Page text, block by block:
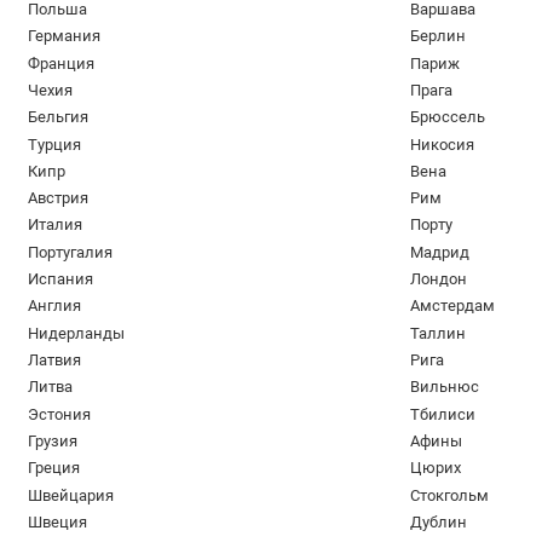
практически не вызывает
Разнообразие процедур:
(хеликс, трагус, индастриал),
После сеанса
уходу, выбору
более короткое (даунсайз).
Гест-споты для
Zodiac INK регулярно сотрудничает с
мест в формате гест-спотов. Это
обмениваться опытом и расширять
Студия предоставляет гостевым
Оборудованную рабочую зону
Доступ к базовым расходным
Соблюдение всех санитарных
Помощь администраторов в
Польша
Германия
Франция
Чехия
Бельгия
Турция
Кипр
Австрия
Италия
Португалия
Испания
Англия
Нидерланды
Латвия
Литва
Эстония
Грузия
Греция
Швейцария
Швеция
Варшава
Берлин
Париж
Прага
Брюссель
Никосия
Вена
Рим
Порту
Мадрид
Лондон
Амстердам
Таллин
Рига
Вильнюс
Тбилиси
Афины
Цюрих
Стокгольм
Дублин